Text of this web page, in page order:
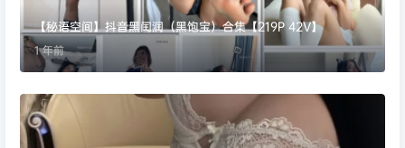
【秘语空间】抖音黑闰润（黑饱宝）合集【219P 42V】
1 年前